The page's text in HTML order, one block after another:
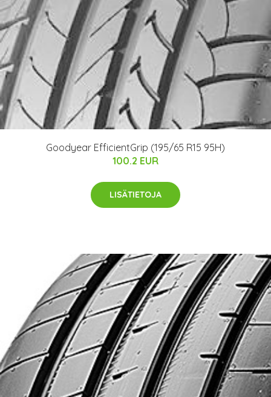
Goodyear EfficientGrip (195/65 R15 95H)
100.2 EUR
LISÄTIETOJA